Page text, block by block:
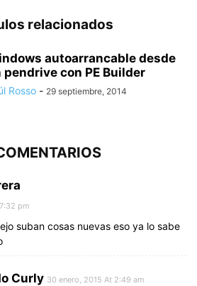
relacionados
autoarrancable desde
pendrive con PE Builder
Rosso - 29 septiembre, 2014
pm
suban cosas nuevas eso ya lo sabe
Curly 30 enero, 2015 At 2:49 am